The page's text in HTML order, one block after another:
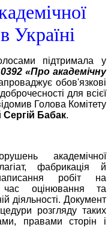
Україні
підтримала у
«Про академічну
обов'язкові
для всієї
Голова Комітету
Сергій Бабак.
академічної
фабрикація й
робіт на
час оцінювання та
діяльності. Документ
розгляду таких
правами сторін і